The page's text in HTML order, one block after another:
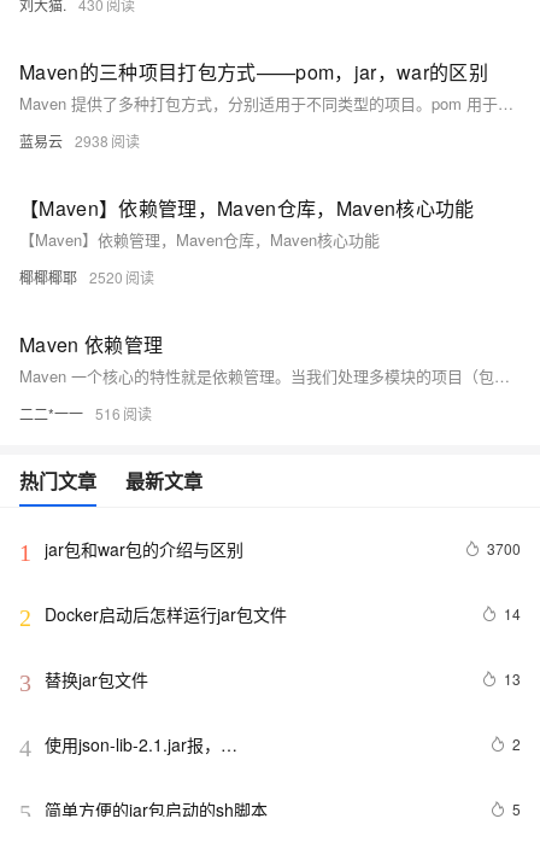
刘大猫. 430
Maven的三种项目打包方式——pom，jar，war的区别
Maven 提供了多种打包方式，分别适用于不同类型的项目。pom 用于父项目或聚合项目，便于项目的结构和依赖管理；jar 用于Java类库或可执行的Java应用程序；war 则专用于Java Web应用程序的部署。理解这些打包方式的用途和特点，可以帮助开发者更好地配置和管理Maven项目，确保构建和部署过程的顺利进行。无论是单模块项目还是多模块项目，选择合适的打包方式对于项目的成功至关重要。
蓝易云 2938
【Maven】依赖管理，Maven仓库，Maven核心功能
【Maven】依赖管理，Maven仓库，Maven核心功能
椰椰椰耶 2520
Maven 依赖管理
Maven 一个核心的特性就是依赖管理。当我们处理多模块的项目（包含成百上千个模块或者子项目），模块间的依赖关系就变得非常复杂，管理也变得很困难。针对此种情形，Maven 提供了一种高度控制的方法。
二二*一一 516
热门文章 最新文章
1 jar包和war包的介绍与区别 3700
2 Docker启动后怎样运行jar包文件 14
3 替换jar包文件 13
4 使用json-lib-2.1.jar报，
member of class
2
5 简单方便的jar包启动的sh脚本 5